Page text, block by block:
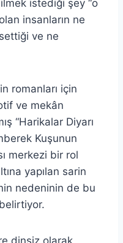
istediği şey “o
insanların ne
ve ne
romanları için
ve mekân
“Harikalar Diyarı
Kuşunun
merkezi bir rol
yapılan sarin
nedeninin de bu
dinsiz olarak